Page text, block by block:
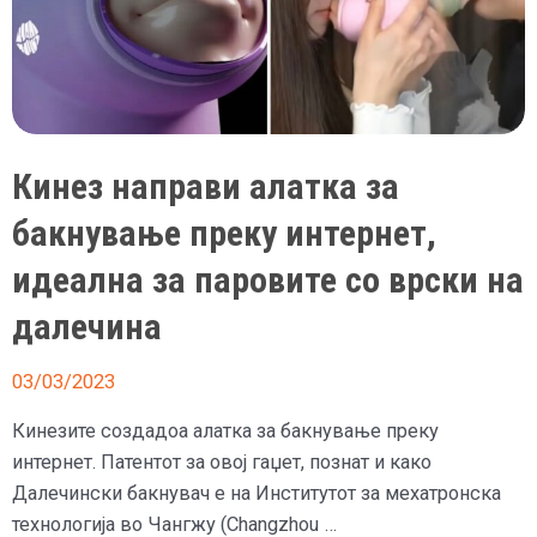
Кинез направи алатка за
бакнување преку интернет,
идеална за паровите со врски на
далечина
03/03/2023
Кинезите создадоа алатка за бакнување преку
интернет. Патентот за овој гаџет, познат и како
Далечински бакнувач е на Институтот за мехатронска
технологија во Чангжу (Changzhou …